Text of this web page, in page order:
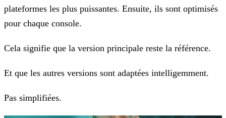
plateformes les plus puissantes. Ensuite, ils sont optimisés
pour chaque console.
Cela signifie que la version principale reste la référence.
Et que les autres versions sont adaptées intelligemment.
Pas simplifiées.